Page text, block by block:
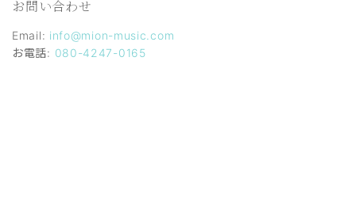
お問い合わせ
Email: info@mion-music.com
お電話: 080-4247-0165